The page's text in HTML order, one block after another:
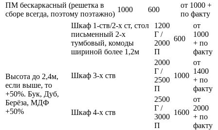
ПМ бескаркасный (решетка в
сборе всегда, поэтому поэтажно)
1000 600
от 1000 +
по факту
Высота до 2,4м,
если выше, то
+50%. Бук, Дуб,
Берёза, МДФ
+50%
Шкаф 1-ств/2-х ст, стол
письменный 2-х
тумбовый, комоды
шириной более 1,2м
1200
Г /
2000
П
600
от
1000
+ по
факту
Шкаф 3-х ств
2000
Г /
2500
П
1000
от
1400
+ по
факту
Шкаф 4-х ств
2500
Г /
3000
П
1600
от
2000
+ по
факту